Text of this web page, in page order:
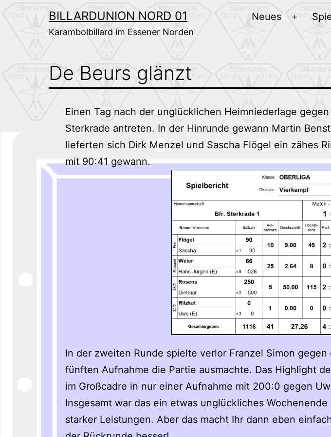
BILLARDUNION NORD 01
Karambolbillard im Essener Norden
Neues
Menü
De Beurs glänzt
Einen Tag nach der unglücklichen Heimniederlage
Sterkrade antreten. In der Hinrunde gewann Martin
lieferten sich Dirk Menzel und Sascha Flögel ein zähes
mit 90:41 gewann.
In der zweiten Runde spielte verlor Franzel Simon
fünften Aufnahme die Partie ausmachte. Das Highlight
im Großcadre in nur einer Aufnahme mit 200:0 gegen
Insgesamt war das ein etwas unglückliches
starker Leistungen. Aber das macht Ihr dann eben